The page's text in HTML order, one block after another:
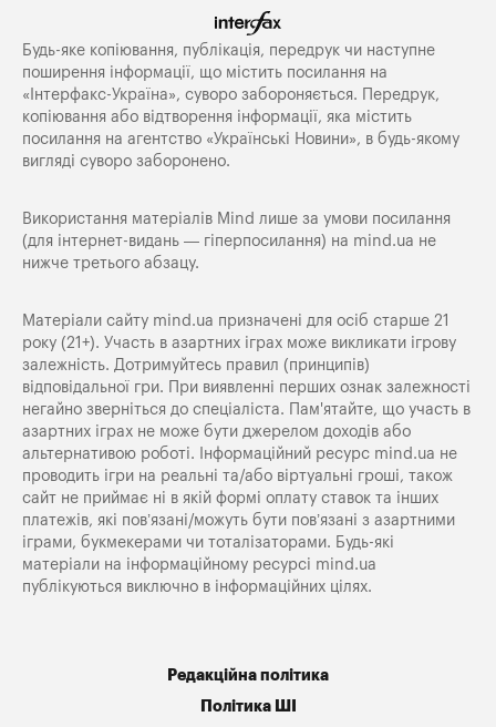
Будь-яке копiювання, публiкацiя, передрук чи наступне
поширення iнформацiї, що мiстить посилання на
«Iнтерфакс-Україна», суворо забороняється. Передрук,
копіювання або відтворення інформації, яка містить
посилання на агентство «Українські Новини», в будь-якому
вигляді суворо заборонено.
Використання матеріалів Mind лише за умови посилання
(для інтернет-видань — гіперпосилання) на mind.ua не
нижче третього абзацу.
Матеріали сайту mind.ua призначені для осіб старше 21
року (21+). Участь в азартних іграх може викликати ігрову
залежність. Дотримуйтесь правил (принципів)
відповідальної гри. При виявленні перших ознак залежності
негайно зверніться до спеціаліста. Пам'ятайте, що участь в
азартних іграх не може бути джерелом доходів або
альтернативою роботі. Інформаційний ресурс mind.ua не
проводить ігри на реальні та/або віртуальні гроші, також
сайт не приймає ні в якій формі оплату ставок та інших
платежів, які пов’язані/можуть бути пов’язані з азартними
іграми, букмекерами чи тоталізаторами. Будь-які
матеріали на інформаційному ресурсі mind.ua
публікуються виключно в інформаційних цілях.
Редакційна політика
Політика ШІ